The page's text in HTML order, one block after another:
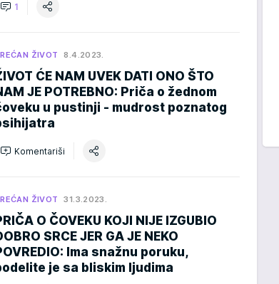
1
ŽIVOT 8.4.2023.
ĆE NAM UVEK DATI ONO ŠTO
JE POTREBNO: Priča o žednom
u pustinji - mudrost poznatog
Komentariši
ŽIVOT 31.3.2023.
O ČOVEKU KOJI NIJE IZGUBIO
SRCE JER GA JE NEKO
Ima snažnu poruku,
je sa bliskim ljudima